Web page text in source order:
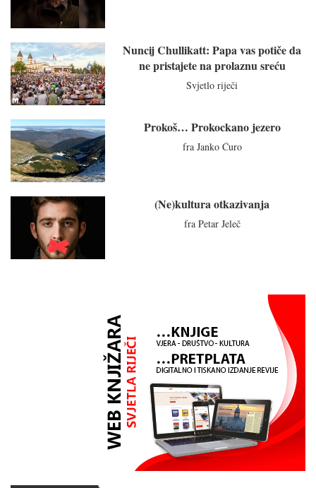
Nuncij Chullikatt: Papa vas potiče da
ne pristajete na prolaznu sreću
Svjetlo riječi
Prokoš… Prokockano jezero
fra Janko Ćuro
(Ne)kultura otkazivanja
fra Petar Jeleč